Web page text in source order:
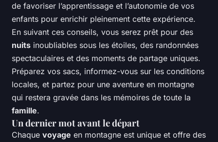
de favoriser l’apprentissage et l’autonomie de vos
enfants pour enrichir pleinement cette expérience.
En suivant ces conseils, vous serez prêt pour des
nuits inoubliables sous les étoiles, des randonnées
spectaculaires et des moments de partage uniques.
Préparez vos sacs, informez-vous sur les conditions
locales, et partez pour une aventure en montagne
qui restera gravée dans les mémoires de toute la
famille.
Un dernier mot avant le départ
Chaque voyage en montagne est unique et offre des